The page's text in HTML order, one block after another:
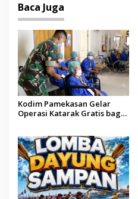
Baca Juga
Kodim Pamekasan Gelar
Operasi Katarak Gratis bagi